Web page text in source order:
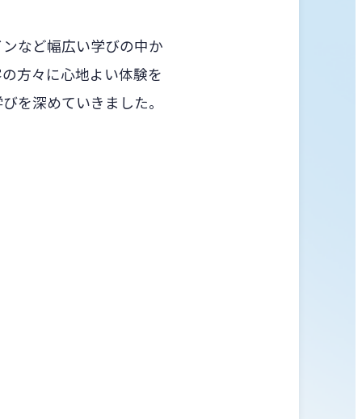
など幅広い学びの中か
方々に心地よい体験を
を深めていきました。